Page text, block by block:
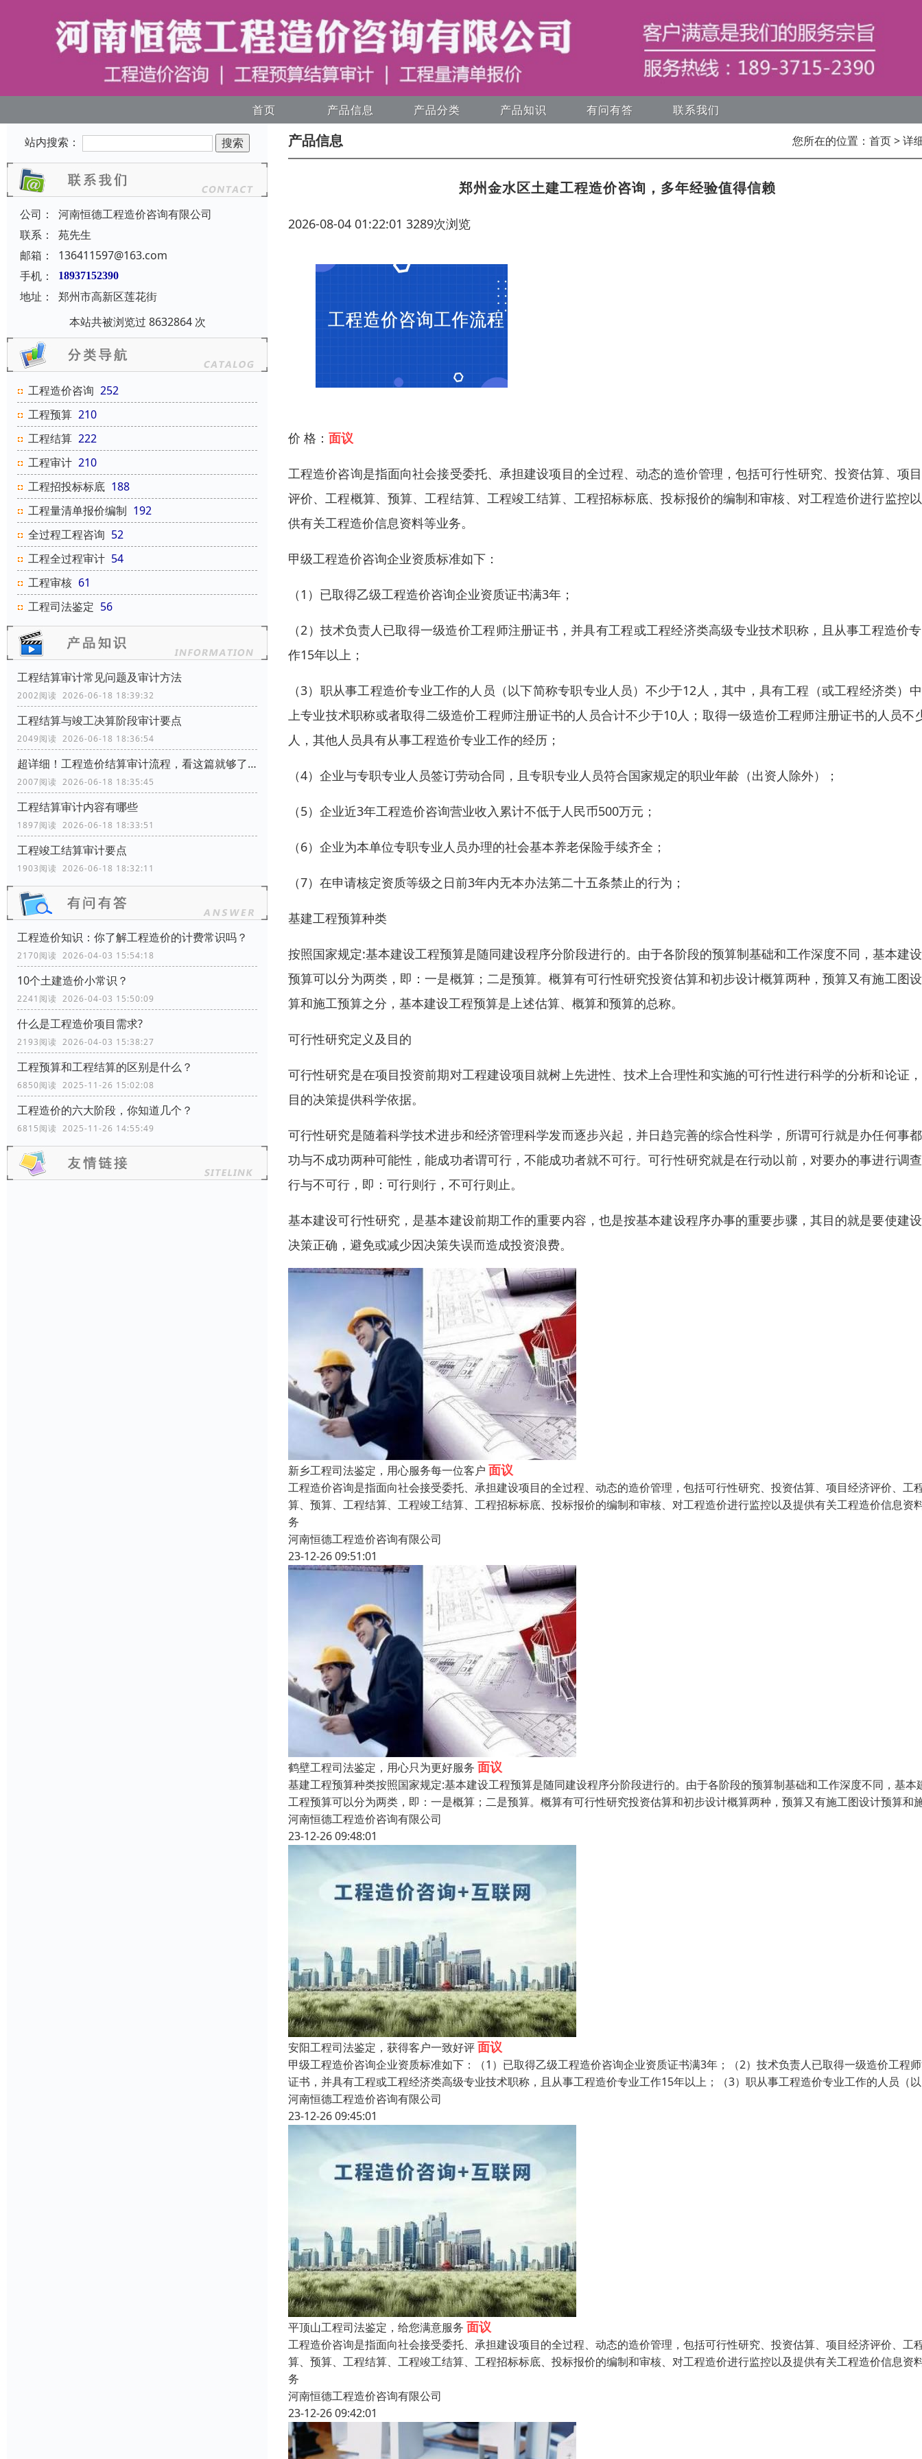
首页 产品信息 产品分类 产品知识 有问有答 联系我们
站内搜索：
公司：
河南恒德工程造价咨询有限公司
联系：
苑先生
邮箱：
136411597@163.com
手机：
18937152390
地址：
郑州市高新区莲花街
本站共被浏览过 8632864 次
工程造价咨询 252
工程预算 210
工程结算 222
工程审计 210
工程招投标标底 188
工程量清单报价编制 192
全过程工程咨询 52
工程全过程审计 54
工程审核 61
工程司法鉴定 56
工程结算审计常见问题及审计方法
2002阅读 2026-06-18 18:39:32
工程结算与竣工决算阶段审计要点
2049阅读 2026-06-18 18:36:54
超详细！工程造价结算审计流程，看这篇就够了！
2007阅读 2026-06-18 18:35:45
工程结算审计内容有哪些
1897阅读 2026-06-18 18:33:51
工程竣工结算审计要点
1903阅读 2026-06-18 18:32:11
工程造价知识：你了解工程造价的计费常识吗？
2170阅读 2026-04-03 15:54:18
10个土建造价小常识？
2241阅读 2026-04-03 15:50:09
什么是工程造价项目需求?
2193阅读 2026-04-03 15:38:27
工程预算和工程结算的区别是什么？
6850阅读 2025-11-26 15:02:08
工程造价的六大阶段，你知道几个？
6815阅读 2025-11-26 14:55:49
产品信息 您所在的位置： 首页> 详
郑州金水区土建工程造价咨询，多年经验值得信赖
2026-08-04 01:22:01 3289次浏览
价 格： 面议
工程造价咨询是指面向社会接受委托、承担建设项目的全过程、动态的造价管理，包括可行性研究、投资估算、项
评价、工程概算、预算、工程结算、工程竣工结算、工程招标标底、投标报价的编制和审核、对工程造价进行监控
供有关工程造价信息资料等业务。
甲级工程造价咨询企业资质标准如下：
（1）已取得乙级工程造价咨询企业资质证书满3年；
（2）技术负责人已取得一级造价工程师注册证书，并具有工程或工程经济类高级专业技术职称，且从事工程造价
作15年以上；
（3）职从事工程造价专业工作的人员（以下简称专职专业人员）不少于12人，其中，具有工程（或工程经济类）
上专业技术职称或者取得二级造价工程师注册证书的人员合计不少于10人；取得一级造价工程师注册证书的人员不
人，其他人员具有从事工程造价专业工作的经历；
（4）企业与专职专业人员签订劳动合同，且专职专业人员符合国家规定的职业年龄（出资人除外）；
（5）企业近3年工程造价咨询营业收入累计不低于人民币500万元；
（6）企业为本单位专职专业人员办理的社会基本养老保险手续齐全；
（7）在申请核定资质等级之日前3年内无本办法第二十五条禁止的行为；
基建工程预算种类
按照国家规定:基本建设工程预算是随同建设程序分阶段进行的。由于各阶段的预算制基础和工作深度不同，基本建
预算可以分为两类，即：一是概算；二是预算。概算有可行性研究投资估算和初步设计概算两种，预算又有施工图
算和施工预算之分，基本建设工程预算是上述估算、概算和预算的总称。
可行性研究定义及目的
可行性研究是在项目投资前期对工程建设项目就树上先进性、技术上合理性和实施的可行性进行科学的分析和论证
目的决策提供科学依据。
可行性研究是随着科学技术进步和经济管理科学发而逐步兴起，并日趋完善的综合性科学，所谓可行就是办任何事
功与不成功两种可能性，能成功者谓可行，不能成功者就不可行。可行性研究就是在行动以前，对要办的事进行调
行与不可行，即：可行则行，不可行则止。
基本建设可行性研究，是基本建设前期工作的重要内容，也是按基本建设程序办事的重要步骤，其目的就是要使建
决策正确，避免或减少因决策失误而造成投资浪费。
新乡工程司法鉴定，用心服务每一位客户 面议
工程造价咨询是指面向社会接受委托、承担建设项目的全过程、动态的造价管理，包括可行性研究、投资估算、项目经济评价、工
算、预算、工程结算、工程竣工结算、工程招标标底、投标报价的编制和审核、对工程造价进行监控以及提供有关工程造价信息资
务
河南恒德工程造价咨询有限公司
23-12-26 09:51:01
鹤壁工程司法鉴定，用心只为更好服务 面议
基建工程预算种类按照国家规定:基本建设工程预算是随同建设程序分阶段进行的。由于各阶段的预算制基础和工作深度不同，基本
工程预算可以分为两类，即：一是概算；二是预算。概算有可行性研究投资估算和初步设计概算两种，预算又有施工图设计预算和
河南恒德工程造价咨询有限公司
23-12-26 09:48:01
安阳工程司法鉴定，获得客户一致好评面议
甲级工程造价咨询企业资质标准如下：（1）已取得乙级工程造价咨询企业资质证书满3年；（2）技术负责人已取得一级造价工程
证书，并具有工程或工程经济类高级专业技术职称，且从事工程造价专业工作15年以上；（3）职从事工程造价专业工作的人员（以
河南恒德工程造价咨询有限公司
23-12-26 09:45:01
平顶山工程司法鉴定，给您满意服务 面议
工程造价咨询是指面向社会接受委托、承担建设项目的全过程、动态的造价管理，包括可行性研究、投资估算、项目经济评价、工
算、预算、工程结算、工程竣工结算、工程招标标底、投标报价的编制和审核、对工程造价进行监控以及提供有关工程造价信息资
务
河南恒德工程造价咨询有限公司
23-12-26 09:42:01